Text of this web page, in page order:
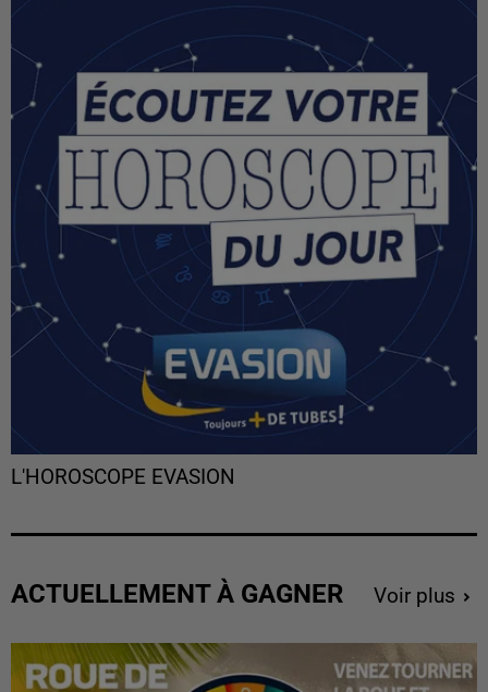
L'HOROSCOPE EVASION
ACTUELLEMENT À GAGNER Voir plus